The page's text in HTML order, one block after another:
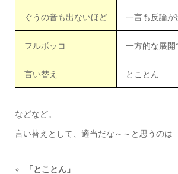
ぐうの音も出ないほど 一言も反論が
フルボッコ 一方的な展
言い替え とことん
などなど。
言い替えとして、適当だな～～と思うのは
「とことん」